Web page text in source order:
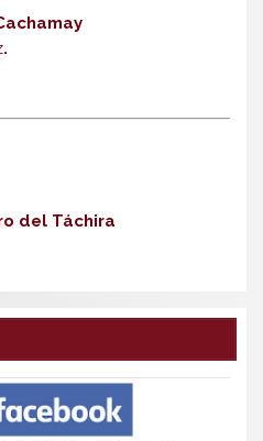
.
del Táchira